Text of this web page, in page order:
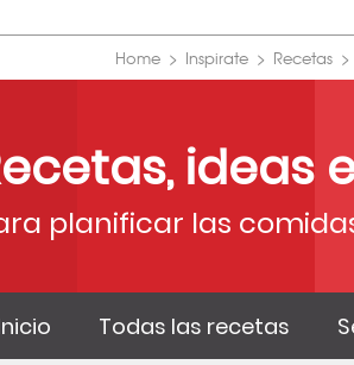
Home Inspirate Recetas
ideas
planificar las
Todas las recetas